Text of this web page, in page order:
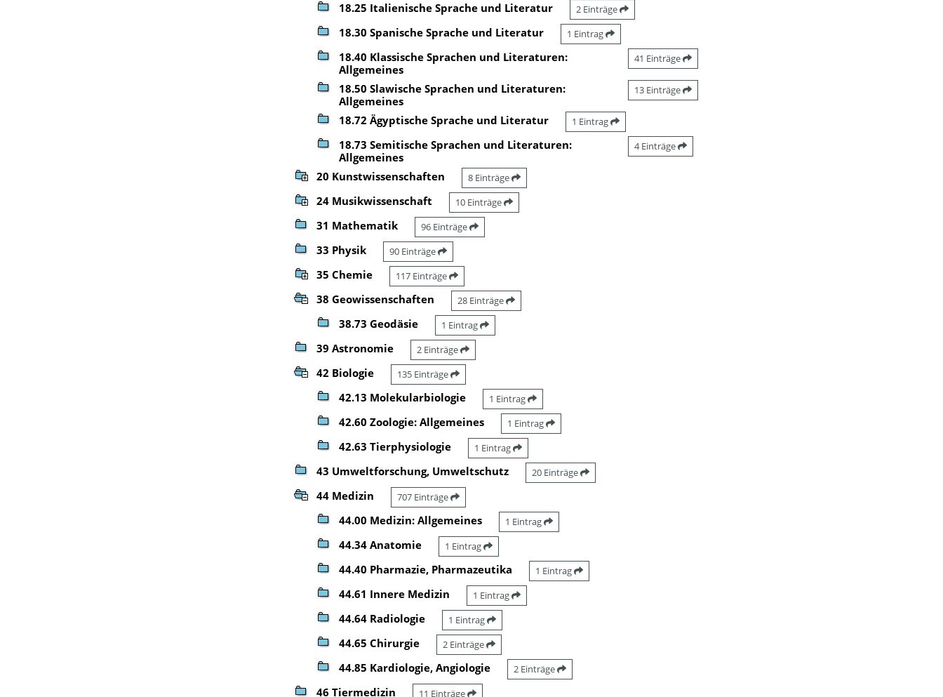
18.25 Italienische Sprache und Literatur 2 Einträge
18.30 Spanische Sprache und Literatur 1 Eintrag
18.40 Klassische Sprachen und Literaturen:
Allgemeines
41 Einträge
18.50 Slawische Sprachen und Literaturen:
Allgemeines
13 Einträge
18.72 Ägyptische Sprache und Literatur 1 Eintrag
18.73 Semitische Sprachen und Literaturen:
Allgemeines
4 Einträge
20 Kunstwissenschaften 8 Einträge
24 Musikwissenschaft 10 Einträge
31 Mathematik 96 Einträge
33 Physik 90 Einträge
35 Chemie 117 Einträge
38 Geowissenschaften 28 Einträge
38.73 Geodäsie 1 Eintrag
39 Astronomie 2 Einträge
42 Biologie 135 Einträge
42.13 Molekularbiologie 1 Eintrag
42.60 Zoologie: Allgemeines 1 Eintrag
42.63 Tierphysiologie 1 Eintrag
43 Umweltforschung, Umweltschutz 20 Einträge
44 Medizin 707 Einträge
44.00 Medizin: Allgemeines 1 Eintrag
44.34 Anatomie 1 Eintrag
44.40 Pharmazie, Pharmazeutika 1 Eintrag
44.61 Innere Medizin 1 Eintrag
44.64 Radiologie 1 Eintrag
44.65 Chirurgie 2 Einträge
44.85 Kardiologie, Angiologie 2 Einträge
46 Tiermedizin 11 Einträge